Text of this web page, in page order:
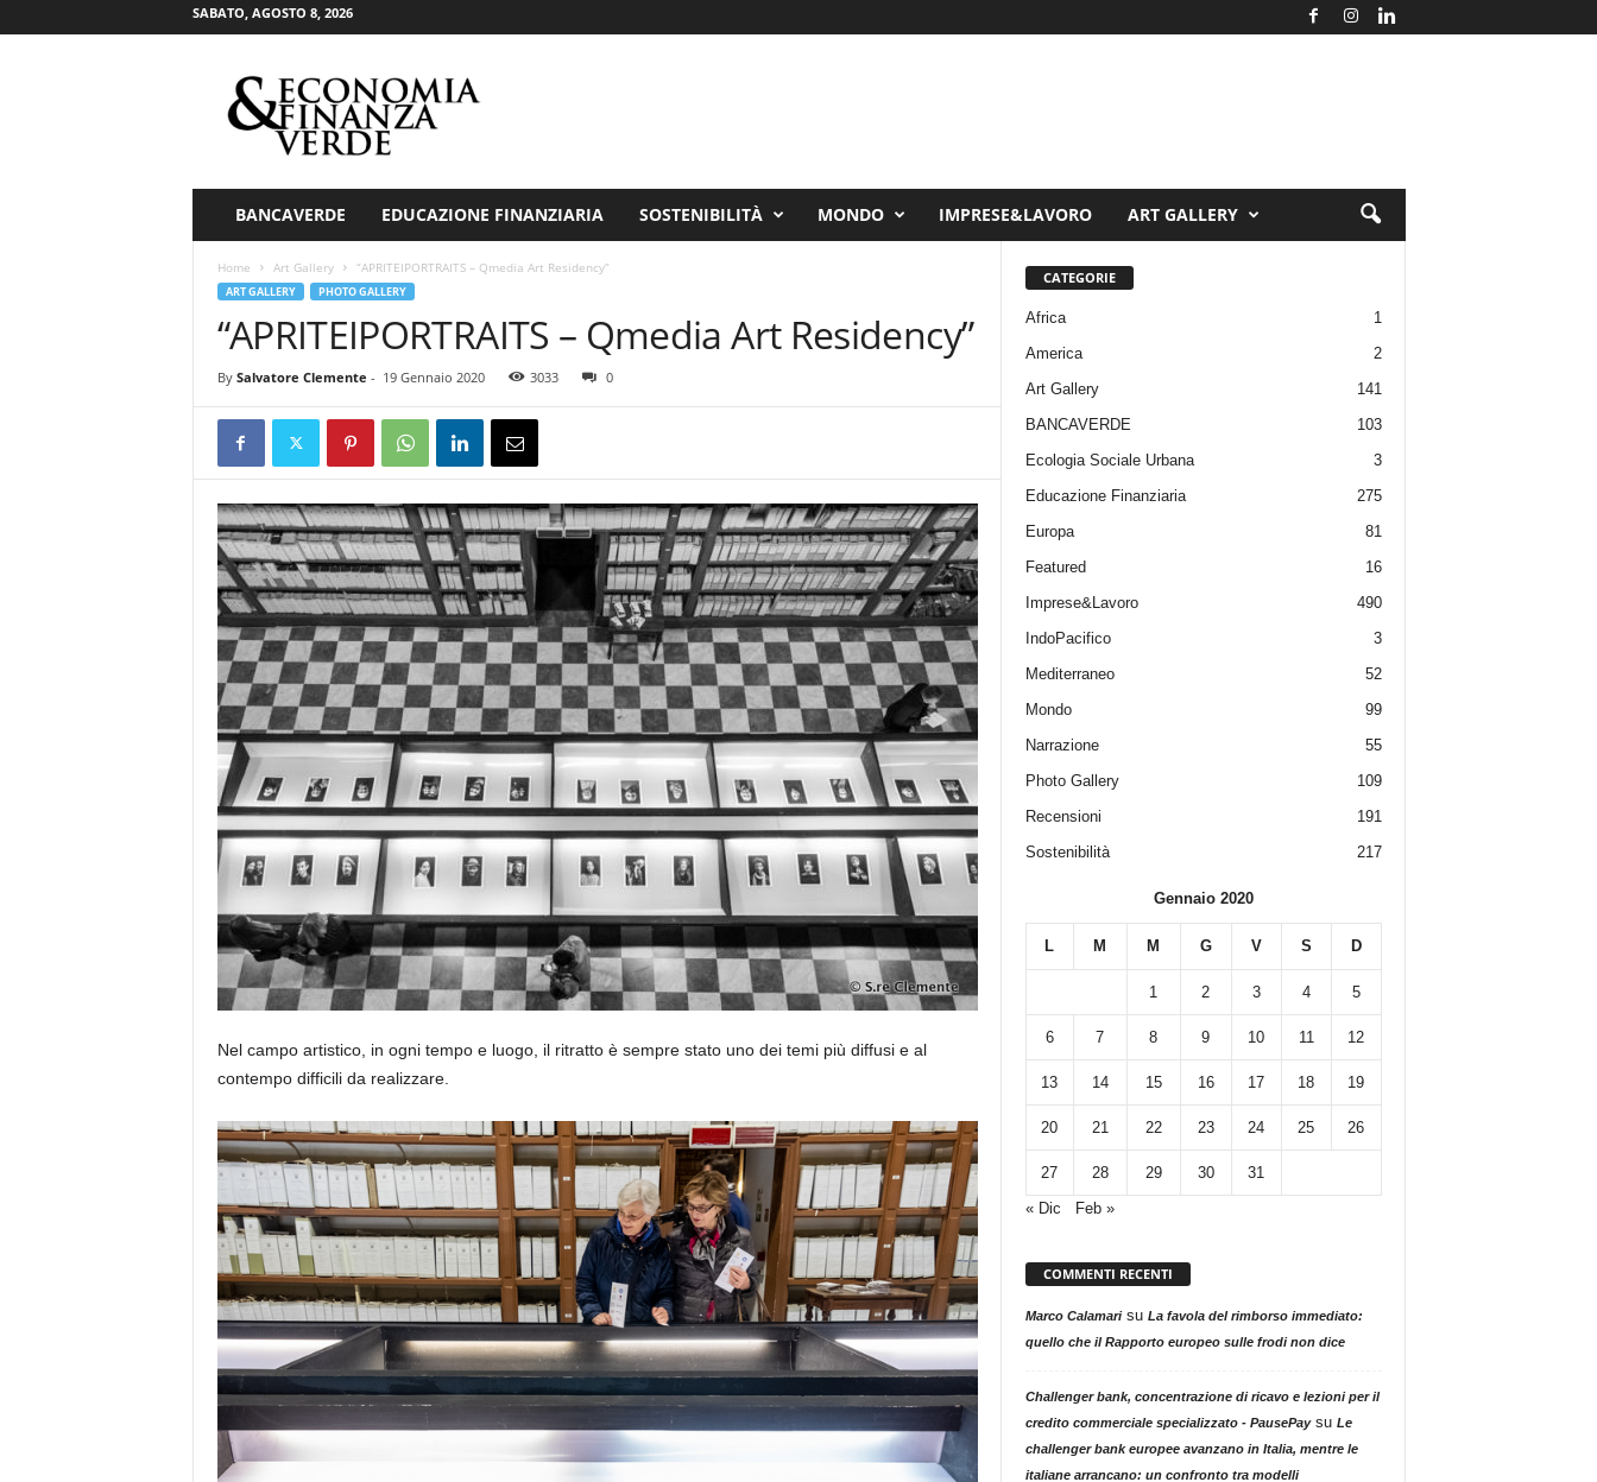
SABATO, AGOSTO 8, 2026
z
e
BANCAVERDE EDUCAZIONE FINANZIARIA SOSTENIBILITÀ MONDO IMPRESE&LAVORO ART GALLERY
Home Art Gallery “APRITEIPORTRAITS – Qmedia Art Residency”
ART GALLERY PHOTO GALLERY
“APRITEIPORTRAITS – Qmedia Art Residency”
By Salvatore Clemente - 19 Gennaio 2020 3033 0
Nel campo artistico, in ogni tempo e luogo, il ritratto è sempre stato uno dei temi più diffusi e al
contempo difficili da realizzare.
CATEGORIE
Africa
1
America
2
Art Gallery
141
BANCAVERDE
103
Ecologia Sociale Urbana
3
Educazione Finanziaria
275
Europa
81
Featured
16
Imprese&Lavoro
490
IndoPacifico
3
Mediterraneo
52
Mondo
99
Narrazione
55
Photo Gallery
109
Recensioni
191
Sostenibilità
217
Gennaio 2020
L M M G V S D
1 2 3 4 5
6 7 8 9 10 11 12
13 14 15 16 17 18 19
20 21 22 23 24 25 26
27 28 29 30
31
« Dic
Feb »
COMMENTI RECENTI
Marco Calamarisu La favola del rimborso immediato:
quello che il Rapporto europeo sulle frodi non dice
Challenger bank, concentrazione di ricavo e lezioni per il
credito commerciale specializzato - PausePaysu Le
challenger bank europee avanzano in Italia, mentre le
italiane arrancano: un confronto tra modelli